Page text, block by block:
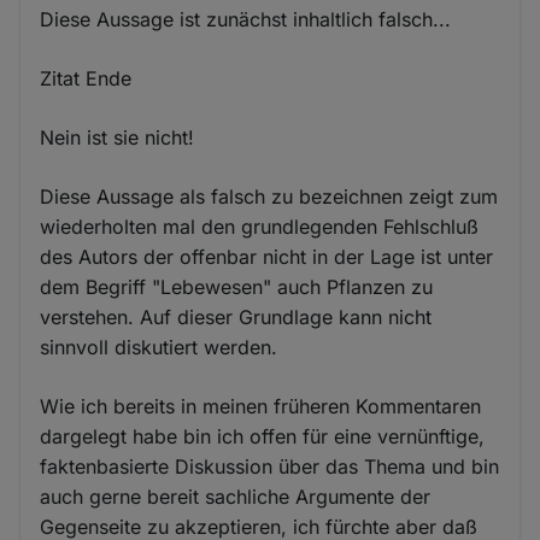
Diese Aussage ist zunächst inhaltlich falsch...
Zitat Ende
Nein ist sie nicht!
Diese Aussage als falsch zu bezeichnen zeigt zum
wiederholten mal den grundlegenden Fehlschluß
des Autors der offenbar nicht in der Lage ist unter
dem Begriff "Lebewesen" auch Pflanzen zu
verstehen. Auf dieser Grundlage kann nicht
sinnvoll diskutiert werden.
Wie ich bereits in meinen früheren Kommentaren
dargelegt habe bin ich offen für eine vernünftige,
faktenbasierte Diskussion über das Thema und bin
auch gerne bereit sachliche Argumente der
Gegenseite zu akzeptieren, ich fürchte aber daß